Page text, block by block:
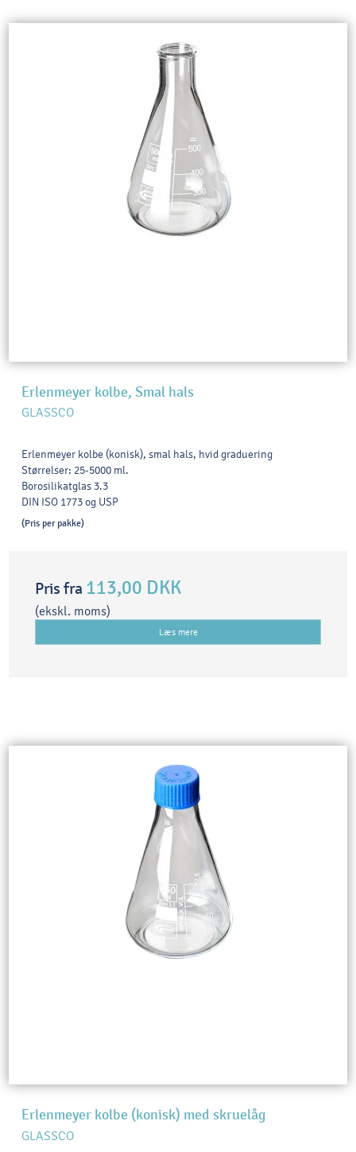
Erlenmeyer kolbe, Smal hals
GLASSCO
Erlenmeyer kolbe (konisk), smal hals, hvid graduering
Størrelser: 25-5000 ml.
Borosilikatglas 3.3
DIN ISO 1773 og USP
(Pris per pakke)
Pris fra 113,00 DKK
(ekskl. moms)
Læs mere
Erlenmeyer kolbe (konisk) med skruelåg
GLASSCO